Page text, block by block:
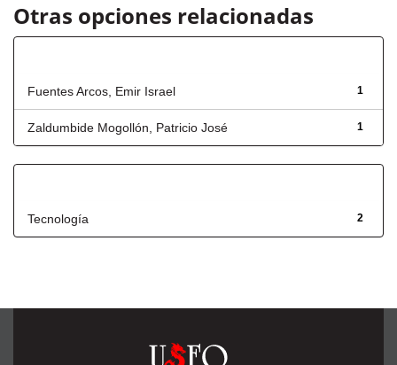
Otras opciones relacionadas
1
Fuentes Arcos, Emir Israel
1
Zaldumbide Mogollón, Patricio José
2
Tecnología